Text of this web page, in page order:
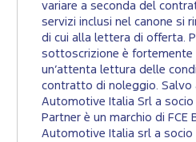
variare a seconda del
servizi inclusi nel canone si
di cui alla lettera di offerta.
sottoscrizione è fortemente
un’attenta lettura delle
contratto di noleggio. Salvo
Automotive Italia Srl a socio
Partner è un marchio di FCE
Automotive Italia srl a socio